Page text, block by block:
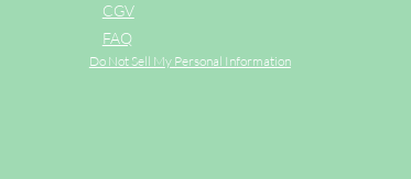
CGV
FAQ
Do Not Sell My Personal Information